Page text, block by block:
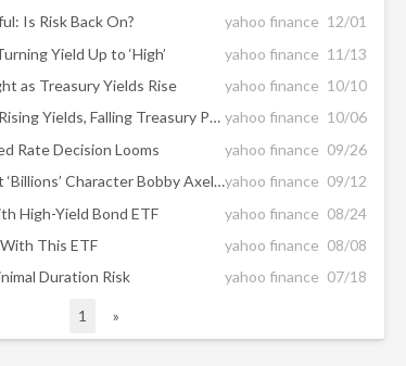
Is Risk Back On?
yahoo finance 12/01
Yield Up to ‘High’
yahoo finance 11/13
as Treasury Yields Rise
yahoo finance 10/10
3 Fixed-Income ETFs for Rising Yields, Falling Treasury Prices yahoo finance 10/06
Rate Decision Looms
yahoo finance 09/26
5 Fixed-Income ETFs that ‘Billions’ Character Bobby Axelrod Would Playyahoo finance 09/12
High-Yield Bond ETF
yahoo finance 08/24
This ETF
yahoo finance 08/08
Duration Risk
yahoo finance 07/18
1 »